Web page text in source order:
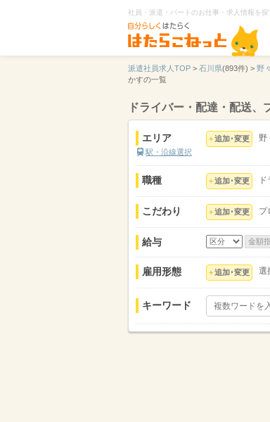
社員・派遣・パートのお仕事・求人情報を探
派遣社員求人TOP > 石川県(893件) > 野
かすの一覧
ドライバー・配達・配送
エリア
駅・沿線選択
追加･変更 野
職種 追加･変更
こだわり 追加･変更 プ
給与
雇用形態 追加･変更 選
キーワード